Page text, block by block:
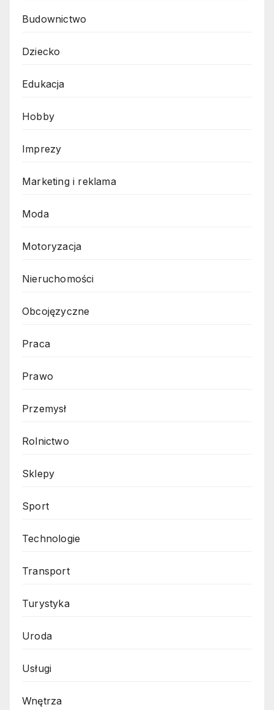
Budownictwo
Dziecko
Edukacja
Hobby
Imprezy
Marketing i reklama
Moda
Motoryzacja
Nieruchomości
Obcojęzyczne
Praca
Prawo
Przemysł
Rolnictwo
Sklepy
Sport
Technologie
Transport
Turystyka
Uroda
Usługi
Wnętrza